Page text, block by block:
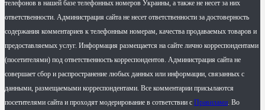
телефонов в нашей базе телефонных номеров Украины, а также не несет за них
ответственности. Администрация сайта не несет ответственности за достоверность
содержания комментариев к телефонным номерам, качества продаваемых товаров и
предоставляемых услуг. Информация размещается на сайте лично корреспондентами
(посетителями) под ответственность корреспондентов. Администрация сайта не
совершает сбор и распространение любых данных или информации, связанных с
данными, размещаемыми корреспондентами. Все комментарии присылаются
посетителями сайта и проходят модерирование в сответствии с Правилами. Во